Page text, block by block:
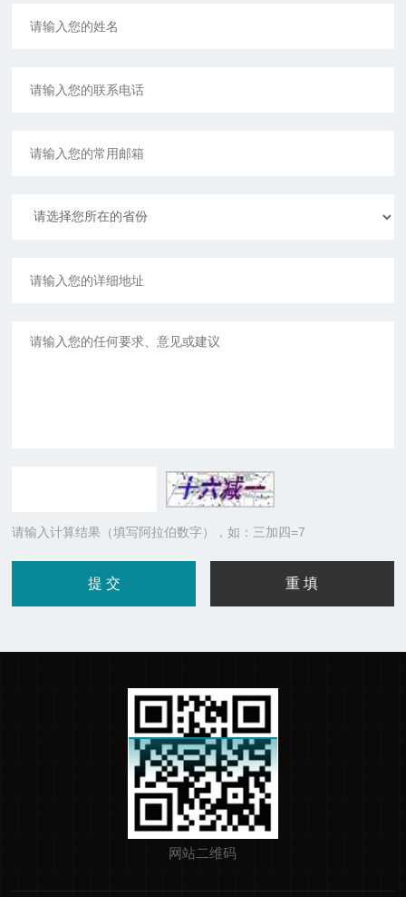
请输入计算结果（填写阿拉伯数字），如：三加四=7
网站二维码